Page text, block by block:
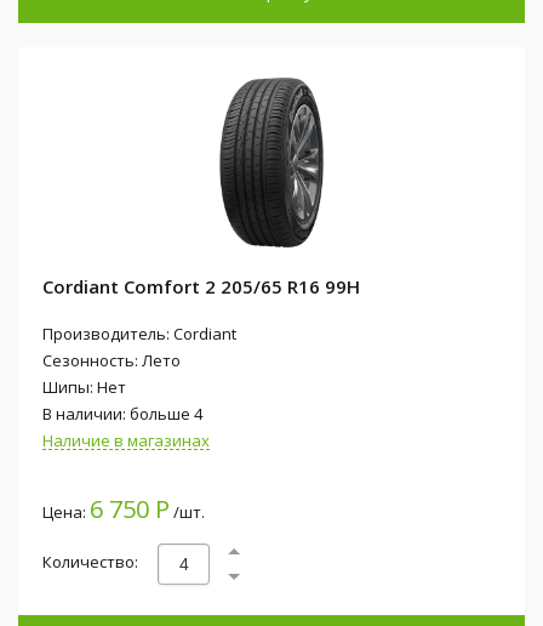
Cordiant Comfort 2 205/65 R16 99H
Производитель: Cordiant
Сезонность: Лето
Шипы: Нет
В наличии: больше 4
Наличие в магазинах
Цена: 6 750 Р /шт.
Количество: